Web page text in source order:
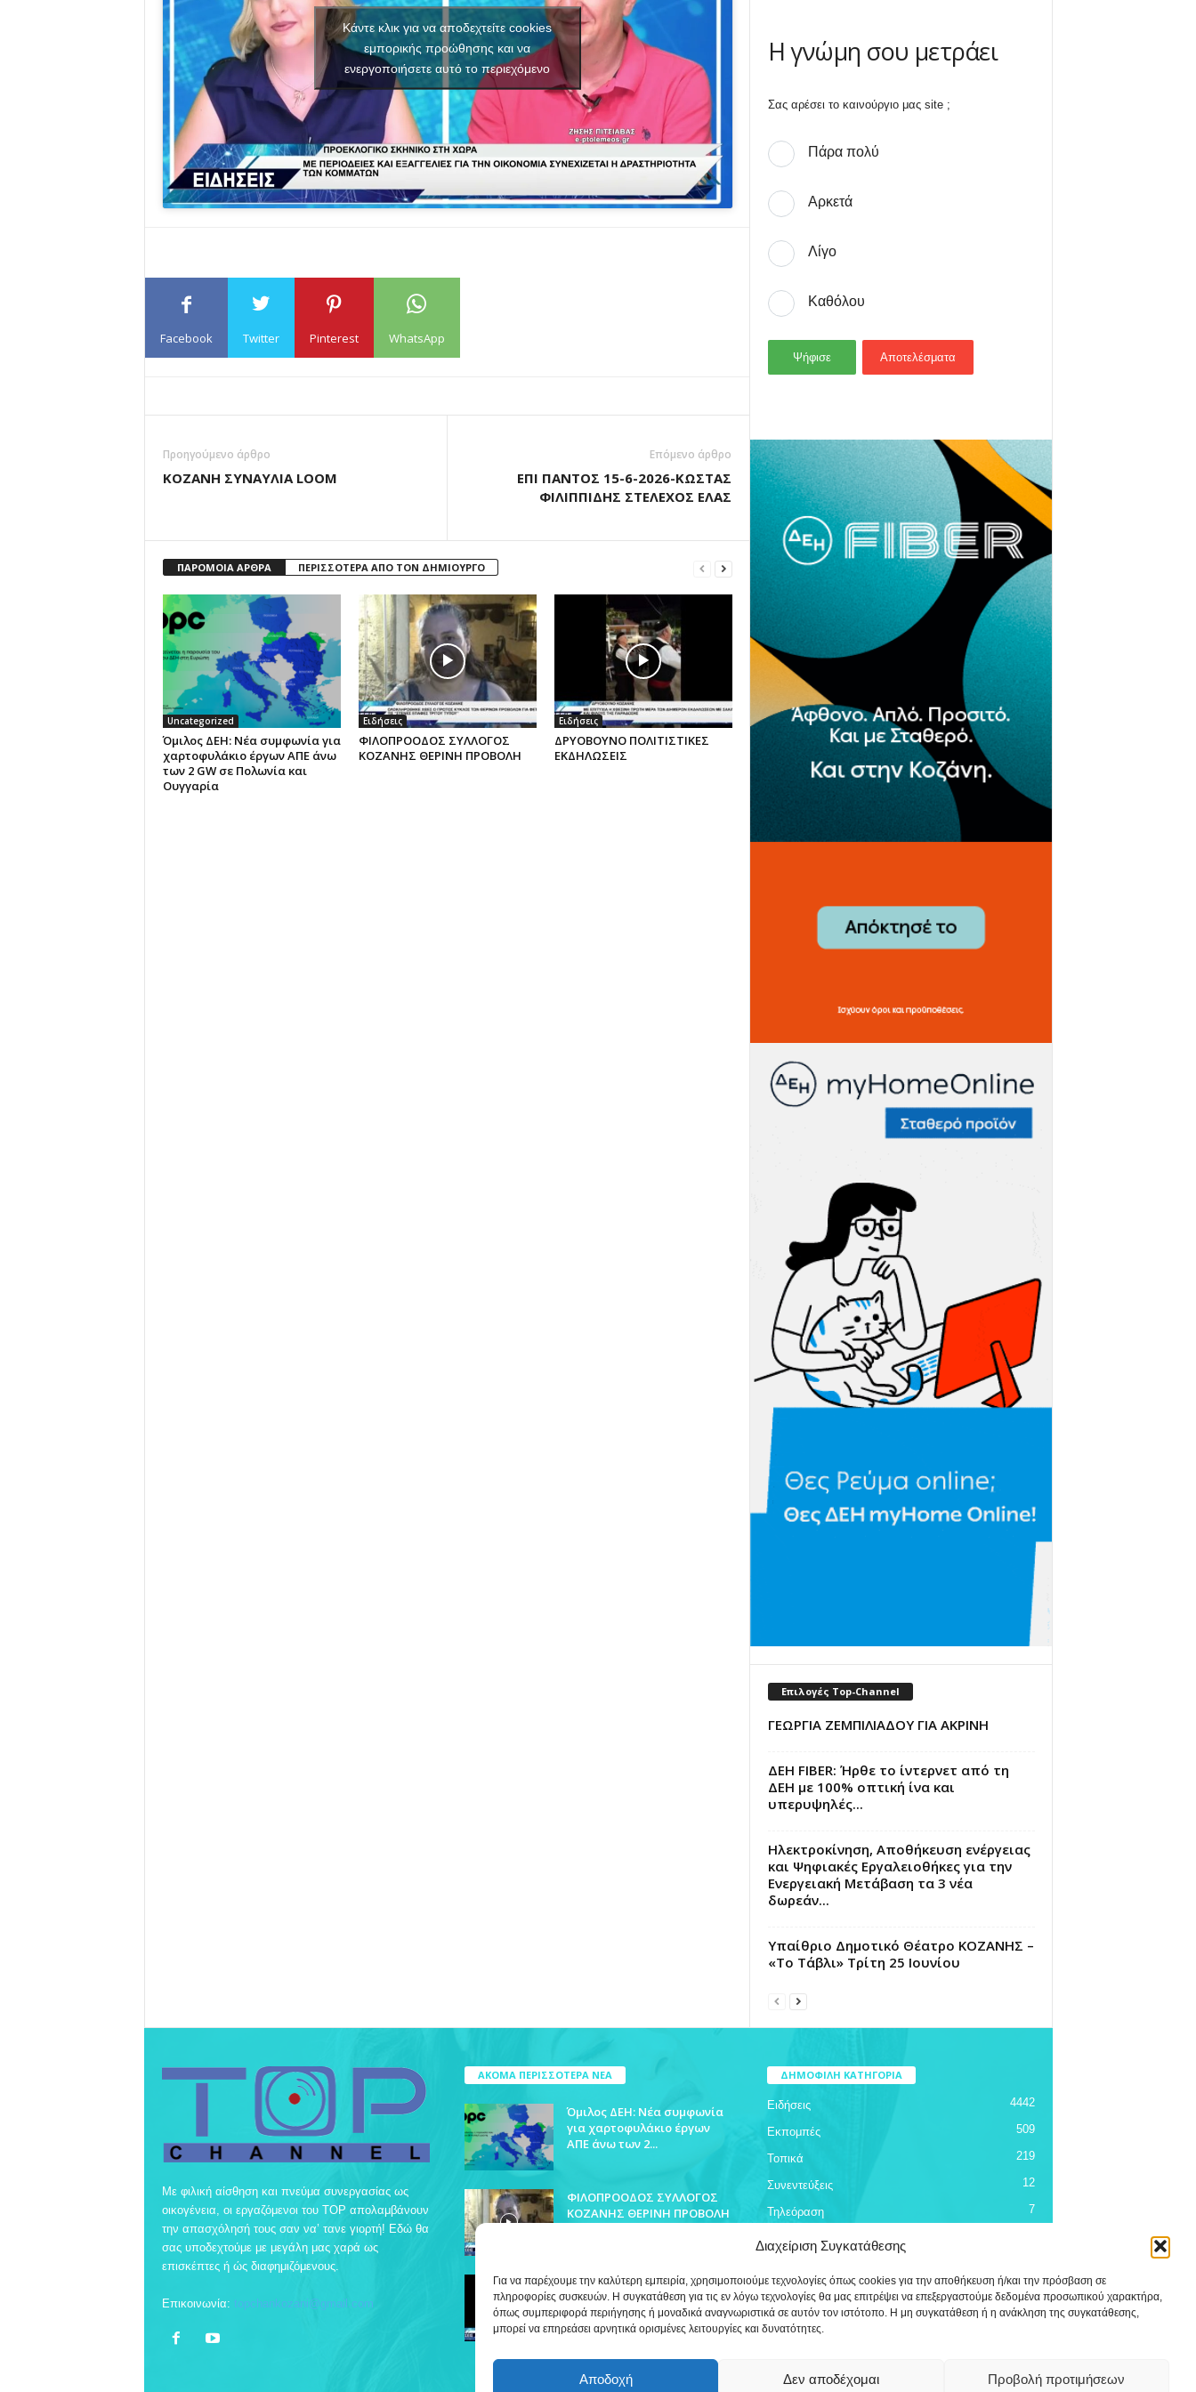
Διαχείριση Συγκατάθεσης
Για να παρέχουμε την καλύτερη εμπειρία, χρησιμοποιούμε τεχνολογίες όπως cookies για την αποθήκευση ή/και την πρόσβαση σε
πληροφορίες συσκευών. Η συγκατάθεση για τις εν λόγω τεχνολογίες θα μας επιτρέψει να επεξεργαστούμε δεδομένα προσωπικού χαρακτήρα,
όπως συμπεριφορά περιήγησης ή μοναδικά αναγνωριστικά σε αυτόν τον ιστότοπο. Η μη συγκατάθεση ή η ανάκληση της συγκατάθεσης,
μπορεί να επηρεάσει αρνητικά ορισμένες λειτουργίες και δυνατότητες.
Αποδοχή Δεν αποδέχομαι Προβολή προτιμήσεων
Κάντε κλικ για να αποδεχτείτε cookies
εμπορικής προώθησης και να
ενεργοποιήσετε αυτό το περιεχόμενο
Facebook Twitter Pinterest WhatsApp
Προηγούμενο άρθρο
ΚΟΖΑΝΗ ΣΥΝΑΥΛΙΑ LOOM
Επόμενο άρθρο
ΕΠΙ ΠΑΝΤΟΣ 15-6-2026-ΚΩΣΤΑΣ
ΦΙΛΙΠΠΙΔΗΣ ΣΤΕΛΕΧΟΣ ΕΛΑΣ
ΠΑΡΟΜΟΙΑ ΑΡΘΡΑ ΠΕΡΙΣΣΟΤΕΡΑ ΑΠΟ ΤΟΝ ΔΗΜΙΟΥΡΓΟ
Uncategorized
Όμιλος ΔΕΗ: Νέα συμφωνία για
χαρτοφυλάκιο έργων ΑΠΕ άνω
των 2 GW σε Πολωνία και
Ουγγαρία
Ειδήσεις
ΦΙΛΟΠΡΟΟΔΟΣ ΣΥΛΛΟΓΟΣ
ΚΟΖΑΝΗΣ ΘΕΡΙΝΗ ΠΡΟΒΟΛΗ
Ειδήσεις
ΔΡΥΟΒΟΥΝΟ ΠΟΛΙΤΙΣΤΙΚΕΣ
ΕΚΔΗΛΩΣΕΙΣ
Η γνώμη σου μετράει
Σας αρέσει το καινούργιο μας site ;
Πάρα πολύ
Αρκετά
Λίγο
Καθόλου
Ψήφισε Αποτελέσματα
- Advertisement -
Επιλογές Top-Channel
ΓΕΩΡΓΙΑ ΖΕΜΠΙΛΙΑΔΟΥ ΓΙΑ ΑΚΡΙΝΗ
ΔΕΗ FIBER: Ήρθε το ίντερνετ από τη
ΔΕΗ με 100% οπτική ίνα και
υπερυψηλές...
Ηλεκτροκίνηση, Αποθήκευση ενέργειας
και Ψηφιακές Εργαλειοθήκες για την
Ενεργειακή Μετάβαση τα 3 νέα
δωρεάν...
Υπαίθριο Δημοτικό Θέατρο ΚΟΖΑΝΗΣ –
«Το Τάβλι» Τρίτη 25 Ιουνίου
Με φιλική αίσθηση και πνεύμα συνεργασίας ως
οικογένεια, οι εργαζόμενοι του TOP απολαμβάνουν
την απασχόλησή τους σαν να’ τανε γιορτή! Εδώ θα
σας υποδεχτούμε με μεγάλη μας χαρά ως
επισκέπτες ή ώς διαφημιζόμενους.
Επικοινωνία: topchankozani@gmail.com
ΑΚΟΜΑ ΠΕΡΙΣΣΟΤΕΡΑ ΝΕΑ
Όμιλος ΔΕΗ: Νέα συμφωνία
για χαρτοφυλάκιο έργων
ΑΠΕ άνω των 2...
ΦΙΛΟΠΡΟΟΔΟΣ ΣΥΛΛΟΓΟΣ
ΚΟΖΑΝΗΣ ΘΕΡΙΝΗ ΠΡΟΒΟΛΗ
ΔΡΥΟΒΟΥΝΟ ΠΟΛΙΤΙΣΤΙΚΕΣ
ΕΚΔΗΛΩΣΕΙΣ
ΔΗΜΟΦΙΛΗ ΚΑΤΗΓΟΡΙΑ
Ειδήσεις 4442
Εκπομπές 509
Τοπικά 219
Συνεντεύξεις 12
Τηλεόραση 7